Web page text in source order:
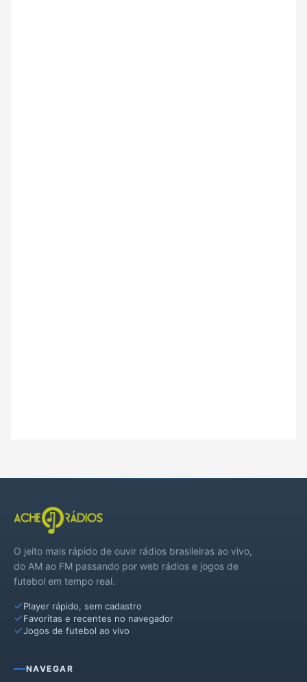
O jeito mais rápido de ouvir rádios brasileiras ao vivo,
do AM ao FM passando por web rádios e jogos de
futebol em tempo real.
Player rápido, sem cadastro
Favoritas e recentes no navegador
Jogos de futebol ao vivo
NAVEGAR